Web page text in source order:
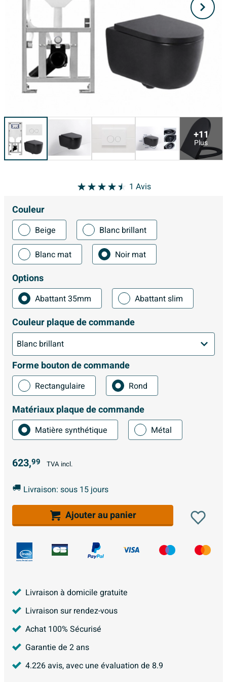
+11
Plus
1 Avis
Couleur
Beige
Blanc brillant
Blanc mat
Noir mat
Options
Abattant 35mm Abattant slim
Couleur plaque de commande
Forme bouton de commande
Rectangulaire Rond
Matériaux plaque de commande
Matière synthétique Métal
623,99 TVA incl.
Livraison: sous 15 jours
Ajouter au panier
Livraison à domicile gratuite
Livraison sur rendez-vous
Achat 100% Sécurisé
Garantie de 2 ans
4.226avis, avec une évaluation de 8.9